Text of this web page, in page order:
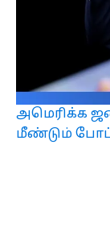
அமெரிக்க
மீண்டும்